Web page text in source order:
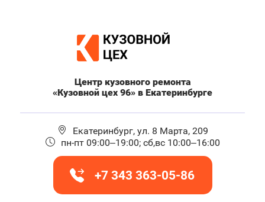
Центр кузовного ремонта
«Кузовной цех 96» в Екатеринбурге
Екатеринбург, ул. 8 Марта, 209
пн-пт 09:00–19:00; сб,вс 10:00–16:00
+7 343 363-05-86